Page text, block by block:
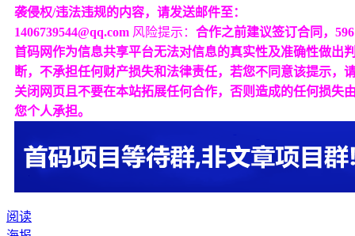
袭侵权/违法违规的内容，请发送邮件至：
1406739544@qq.com 风险提示： 合作之前建议签订合同，596
首码网作为信息共享平台无法对信息的真实性及准确性做出
断，不承担任何财产损失和法律责任，若您不同意该提示，
关闭网页且不要在本站拓展任何合作，否则造成的任何损失
您个人承担。
阅读